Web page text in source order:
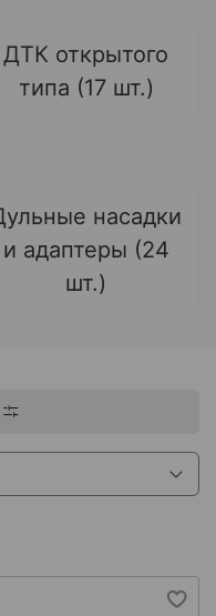
ДТК открытого
типа (17 шт.)
насадки
и адаптеры (24
шт.)